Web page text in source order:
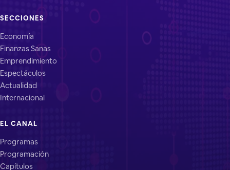
SECCIONES
Economía
Finanzas Sanas
Emprendimiento
Espectáculos
Actualidad
Internacional
EL CANAL
Programas
Programación
Capítulos